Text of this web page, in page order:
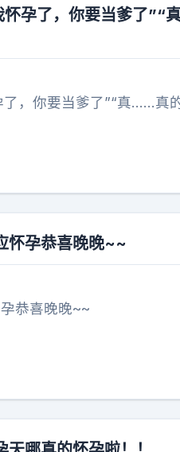
怀孕了，你要当爹了
了，你要当爹了”“真……真
怀孕恭喜晚晚~~
恭喜晚晚~~